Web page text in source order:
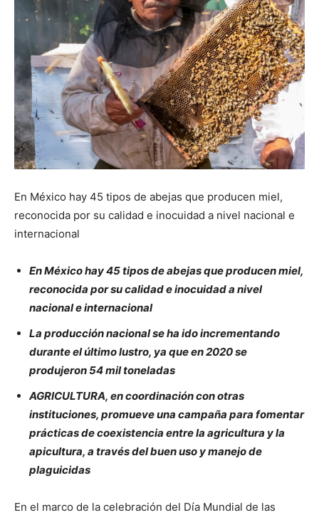
En México hay 45 tipos de abejas que producen miel,
reconocida por su calidad e inocuidad a nivel nacional e
internacional
En México hay 45 tipos de abejas que producen miel,
reconocida por su calidad e inocuidad a nivel
nacional e internacional
La producción nacional se ha ido incrementando
durante el último lustro, ya que en 2020 se
produjeron 54 mil toneladas
AGRICULTURA, en coordinación con otras
instituciones, promueve una campaña para fomentar
prácticas de coexistencia entre la agricultura y la
apicultura, a través del buen uso y manejo de
plaguicidas
En el marco de la celebración del Día Mundial de las